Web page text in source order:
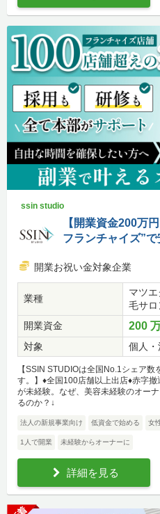
ssin studio
【開業資金200万
フランチャイズ”で
開業お祝い金対象企業
業種
マツ
毛サロ
開業資金
200
対象 個人・
【SSIN STUDIOは全国No.1シェア
す。】♦全国100店舗以上出店♦赤字
が未経験。なぜ、美容未経験のオー
るのか？↓
法人の新規事業向け 低資金で始める 女
1人で開業 未経験からオーナーに
詳細を見る